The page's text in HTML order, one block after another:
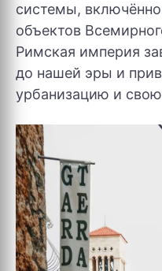
системы,
объектов
Римская империя
до нашей эры и
урбанизацию и свою